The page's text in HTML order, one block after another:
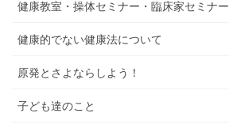
健康教室・操体セミナー・臨床家セミナー
健康的でない健康法について
原発とさよならしよう！
子ども達のこと